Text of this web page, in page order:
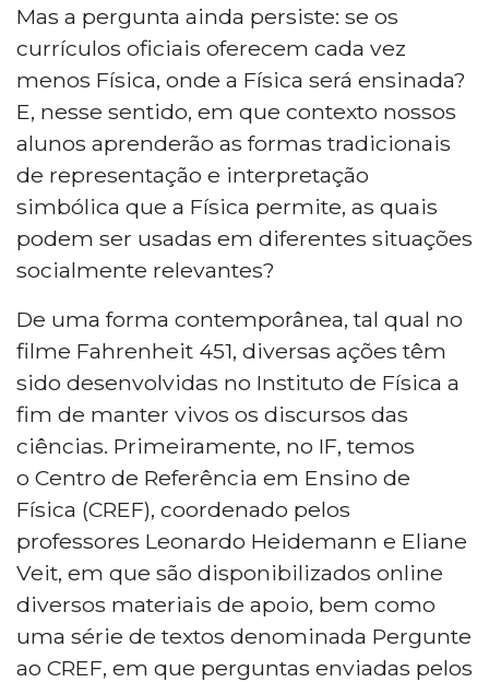
Mas a pergunta ainda persiste: se os
currículos oficiais oferecem cada vez
menos Física, onde a Física será ensinada?
E, nesse sentido, em que contexto nossos
alunos aprenderão as formas tradicionais
de representação e interpretação
simbólica que a Física permite, as quais
podem ser usadas em diferentes situações
socialmente relevantes?
De uma forma contemporânea, tal qual no
filme Fahrenheit 451, diversas ações têm
sido desenvolvidas no Instituto de Física a
fim de manter vivos os discursos das
ciências. Primeiramente, no IF, temos
o Centro de Referência em Ensino de
Física (CREF), coordenado pelos
professores Leonardo Heidemann e Eliane
Veit, em que são disponibilizados online
diversos materiais de apoio, bem como
uma série de textos denominada Pergunte
ao CREF, em que perguntas enviadas pelos